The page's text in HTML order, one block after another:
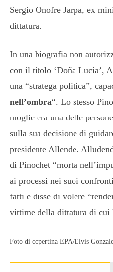
Sergio Onofre Jarpa, ex
dittatura.
In una biografia non
con il titolo ‘Doña Lucía’,
una “stratega politica”,
nell’ombra“. Lo stesso
moglie era una delle
sulla sua decisione di
presidente Allende.
di Pinochet “morta
ai processi nei suoi
fatti e disse di volere
vittime della dittatura di cui
Foto di copertina EPA/Elvis